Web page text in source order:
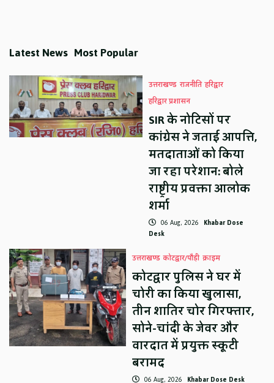
Latest News Most Popular
उत्तराखण्ड राजनीति हरिद्वार
हरिद्वार प्रशासन
SIR के नोटिसों पर
कांग्रेस ने जताई आपत्ति,
मतदाताओं को किया
जा रहा परेशान: बोले
राष्ट्रीय प्रवक्ता आलोक
शर्मा
06 Aug, 2026 Khabar Dose
Desk
उत्तराखण्ड कोटद्वार/पौड़ी क्राइम
कोटद्वार पुलिस ने घर में
चोरी का किया खुलासा,
तीन शातिर चोर गिरफ्तार,
सोने-चांदी के जेवर और
वारदात में प्रयुक्त स्कूटी
बरामद
06 Aug, 2026 Khabar Dose Desk